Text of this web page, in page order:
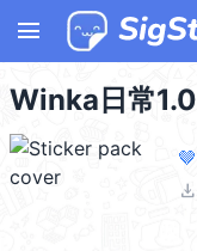
menu
Winka日常1.0
🤎
file_download